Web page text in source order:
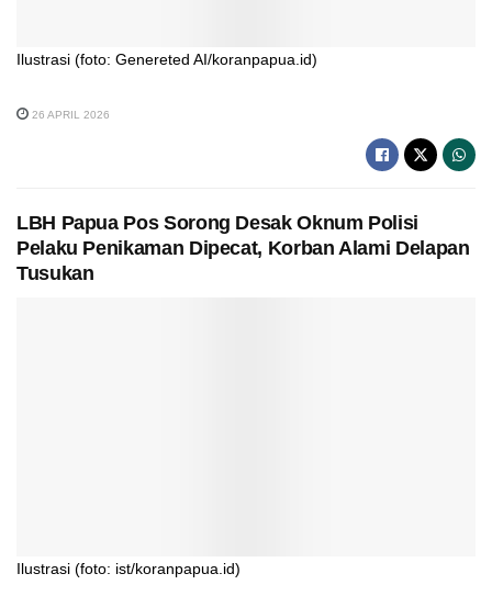
Ilustrasi (foto: Genereted AI/koranpapua.id)
26 APRIL 2026
LBH Papua Pos Sorong Desak Oknum Polisi
Pelaku Penikaman Dipecat, Korban Alami Delapan
Tusukan
Ilustrasi (foto: ist/koranpapua.id)